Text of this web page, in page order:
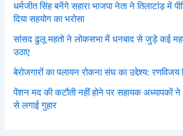
धर्मजीत सिंह बनेंगे सहारा भाजपा नेता ने तिलाटांड़ में
दिया सहयोग का भरोसा
सांसद ढुलू महतो ने लोकसभा में धनबाद से जुड़े कई
उठाए
बेरोजगारों का पलायन रोकना संघ का उद्देश्य: रणविजय
पेंशन मद की कटौती नहीं होने पर सहायक अध्यापकों ने
से लगाई गुहार